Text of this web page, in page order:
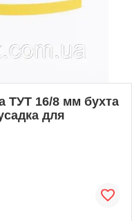
ТУТ 16/8 мм бухта
для